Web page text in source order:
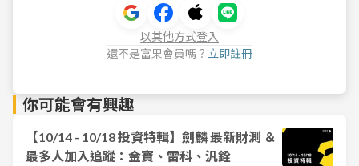
以其他方式登入
還不是富果會員嗎？ 立即註冊
你可能會有興趣
【10/14 - 10/18 投資特輯】劍麟 最新財測 ＆
最多人加入追蹤：金寶、雷科、汎銓